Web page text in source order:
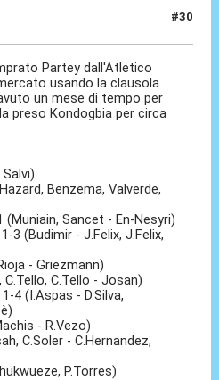
#30
Partey dall'Atletico
usando la clausola
un mese di tempo per
preso Kondogbia per circa
Benzema, Valverde,
Sancet - En-Nesyri)
3 (Budimir - J.Felix, J.Felix,
- Griezmann)
C.Tello - Josan)
4 (I.Aspas - D.Silva,
- R.Vezo)
C.Soler - C.Hernandez,
P.Torres)